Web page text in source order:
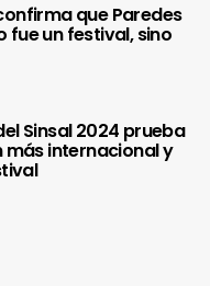
que Paredes
fue un festival, sino
Sinsal 2024 prueba
más internacional y